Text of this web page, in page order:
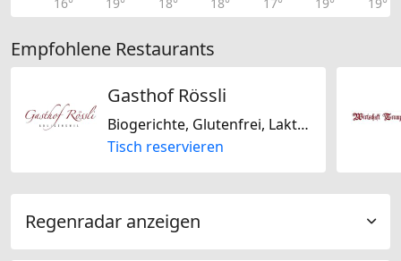
Empfohlene Restaurants
Gasthof Rössli
Biogerichte, Glutenfrei, Laktosefrei, Nussfrei, Sojafrei, Europäisch, Französisch, Deutsch, Mitteleuropäisch, Mediterran, Regional, Saisonal, Schweizerisch
Tisch reservieren
Regenradar anzeigen